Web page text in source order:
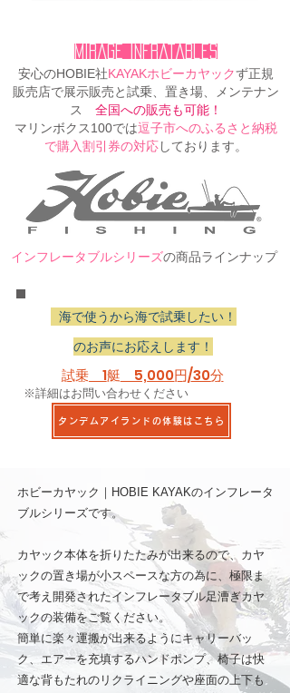
Mirage Infratables
安心のHOBIE社KAYAKホビーカヤックず正規
販売店で展示販売と試乗、置き場、メンテナン
ス 全国への販売も可能！
マリンボクス100では逗子市へのふるさと納税
で購入割引券の対応しております。
インフレータブルシリーズの商品ラインナップ
海で使うから海で試乗したい！
のお声にお応えします！
試乗​ 1艇 5,000円/30分
​※詳細はお問い合わせください
タンデムアイランドの体験はこちら
ホビーカヤック｜HOBIE KAYAKのインフレータ
ブルシリーズです。
カヤック本体を折りたたみが出来るので、カヤ
ックの置き場が小スペースな方の為に、極限ま
で考え開発されたインフレータブル足漕ぎカヤ
ックの装備をご覧ください。
簡単に楽々運搬が出来るようにキャリーバッ
ク、エアーを充填するハンドポンプ、椅子は快
適な背もたれのリクライニングや座面の上下も